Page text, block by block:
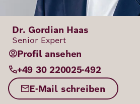
Dr. Gordian Haas
Senior Expert
Profil ansehen
+49 30 220025-492
E-Mail schreiben